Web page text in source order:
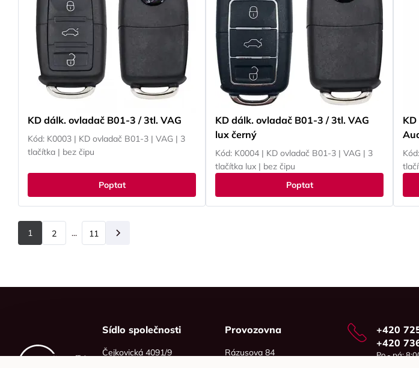
KD dálk. ovladač B01-3 / 3tl. VAG
Kód: K0003 | KD ovladač B01-3 | VAG | 3
tlačítka | bez čipu
Poptat
KD dálk. ovladač B01-3 / 3tl. VAG
lux černý
Kód: K0004 | KD ovladač B01-3 | VAG | 3
tlačítka lux | bez čipu
Poptat
1 2 ... 11
Sídlo společnosti
Čejkovická 4091/9
Provozovna
Rázusova 84
+420
+420
Po - pá: